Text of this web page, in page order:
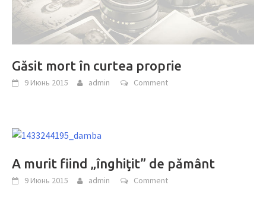
Găsit mort în curtea proprie
9 Июнь 2015 admin Comment
A murit fiind „înghiţit” de pământ
9 Июнь 2015 admin Comment